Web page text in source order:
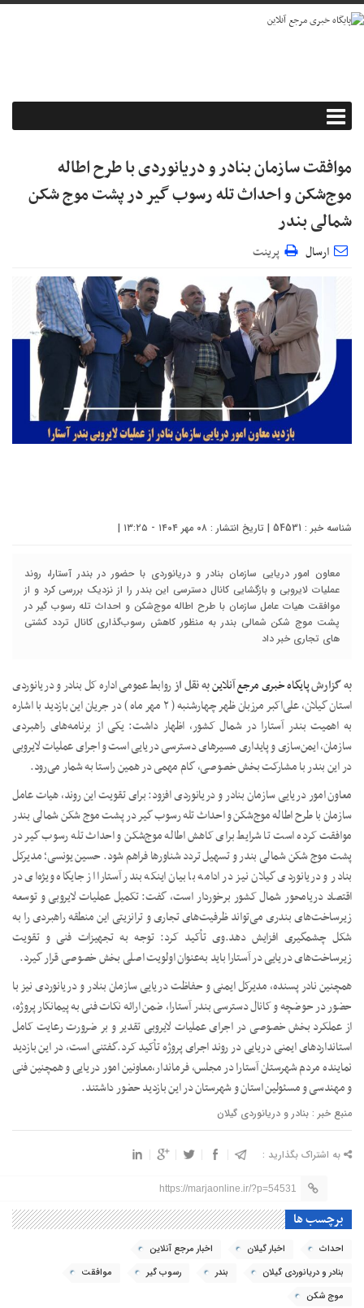
موافقت سازمان بنادر و دریانوردی با طرح اطاله
موج‌شکن و احداث تله رسوب گیر در پشت موج شکن
شمالی بندر
ارسال پرینت
شناسه خبر : 54531 | تاریخ انتشار : ۰۸ مهر ۱۴۰۴ - ۱۳:۲۵ |
معاون امور دریایی سازمان بنادر و دریانوردی با حضور در بندر آستارا، روند
عملیات لایروبی و بازگشایی کانال دسترسی این بندر را از نزدیک بررسی کرد و از
موافقت هیات عامل سازمان با طرح اطاله موج‌شکن و احداث تله رسوب گیر در
پشت موج شکن شمالی بندر به منظور کاهش رسوب‌گذاری کانال تردد کشتی
های تجاری خبر داد
به گزارشپایگاه خبری مرجع آنلاینبه نقل ازروابط عمومی اداره کل بنادر و دریانوردی
استان گیلان، علی‌اکبر مرزبان ظهر چهارشنبه ( ۲ مهر ماه ) در جریان این بازدید با اشاره
به اهمیت بندر آستارا در شمال کشور، اظهار داشت: یکی از برنامه‌های راهبردی
سازمان، ایمن‌سازی و پایداری مسیرهای دسترسی دریایی است و اجرای عملیات لایروبی
در این بندر با مشارکت بخش خصوصی، گام مهمی در همین راستا به شمار می‌رود.
معاون امور دریایی سازمان بنادر و دریانوردی افزود: برای تقویت این روند، هیات عامل
سازمان با طرح اطاله موج‌شکن و احداث تله رسوب گیر در پشت موج شکن شمالی بندر
موافقت کرده است تا شرایط برای کاهش اطاله موج‌شکن و احداث تله رسوب گیر در
پشت موج شکن شمالی بندر و تسهیل تردد شناورها فراهم شود. حسین یونسی؛ مدیرکل
بنادر و دریانوردی گیلان نیز در ادامه با بیان اینکه بندر آستارا از جایگاه ویژه‌ای در
اقتصاد دریامحور شمال کشور برخوردار است، گفت: تکمیل عملیات لایروبی و توسعه
زیرساخت‌های بندری می‌تواند ظرفیت‌های تجاری و ترانزیتی این منطقه راهبردی را به
شکل چشمگیری افزایش دهد.وی تأکید کرد: توجه به تجهیزات فنی و تقویت
زیرساخت‌های دریایی در آستارا باید به‌عنوان اولویت اصلی بخش خصوصی قرار گیرد.
همچنین نادر پسنده، مدیرکل ایمنی و حفاظت دریایی سازمان بنادر و دریانوردی نیز با
حضور در حوضچه و کانال دسترسی بندر آستارا، ضمن ارائه نکات فنی به پیمانکار پروژه،
از عملکرد بخش خصوصی در اجرای عملیات لایروبی تقدیر و بر ضرورت رعایت کامل
استانداردهای ایمنی دریایی در روند اجرای پروژه تأکید کرد.گفتنی است، در این بازدید
نماینده مردم شهرستان آستارا در مجلس، فرماندار،معاونین امور دریایی و همچنین فنی
و مهندسی و مسئولین استان و شهرستان در این بازدید حضور داشتند.
منبع خبر : بنادر و دریانوردی گیلان
به اشتراک بگذارید :
https://marjaonline.ir/?p=54531
برچسب ها
احداث اخبار گیلان
اخبار مرجع آنلاین
بنادر و دریانوردی گیلان
بندر رسوب گیر
موافقت
موج شکن